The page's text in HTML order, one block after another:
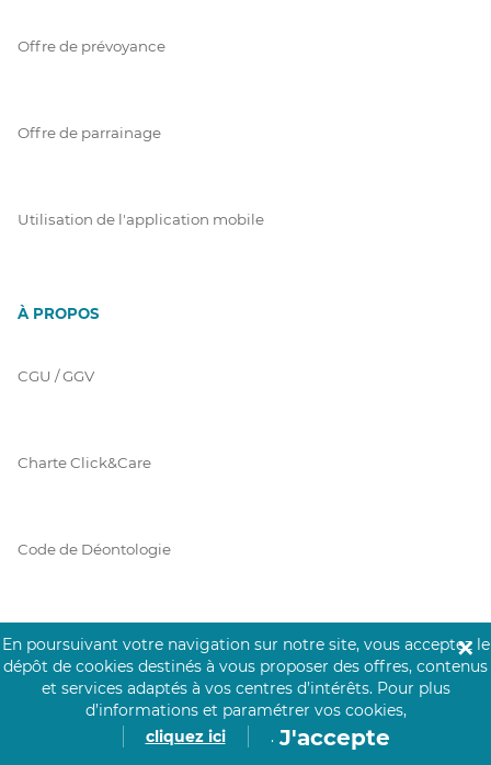
Offre de prévoyance
Offre de parrainage
Utilisation de l'application mobile
À PROPOS
CGU / GGV
Charte Click&Care
Code de Déontologie
Mentions Légales
Prérequis Click&Care
En poursuivant votre navigation sur notre site, vous acceptez le
dépôt de cookies destinés à vous proposer des offres, contenus
et services adaptés à vos centres d’intérêts. Pour plus
d’informations et paramétrer vos cookies,
cliquez ici
. J'accepte
✕